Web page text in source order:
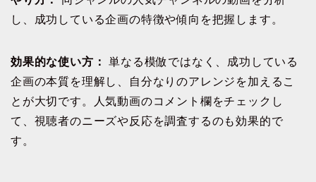
し、成功している企画の特徴や傾向を把握します。
効果的な使い方：
単なる模倣ではなく、成功している
企画の本質を理解し、自分なりのアレンジを加えるこ
とが大切です。人気動画のコメント欄をチェックし
て、視聴者のニーズや反応を調査するのも効果的で
す。